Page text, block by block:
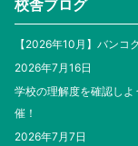
校舎ブログ
【2026年10月】バンコ
2026年7月16日
学校の理解度を確認し
催！
2026年7月7日